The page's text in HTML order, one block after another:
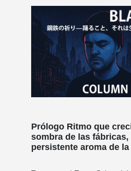
Prólogo Ritmo que
sombra de las fábricas,
persistente aroma de